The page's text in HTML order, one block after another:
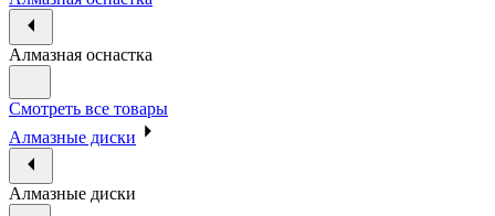
Алмазная оснастка
Смотреть все товары
Алмазные диски
Алмазные диски